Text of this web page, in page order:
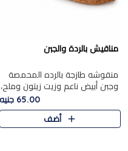
مناقيش بالردة والجبن
منقوشه طازجة بالرده المحمصة
وجبن أبيض ناعم وزيت زيتون وملح،
مباشرة من الفرن.الرده مع نعومة
الجبن فوق عجينة طازجة.
65.00 جنيه
أضف